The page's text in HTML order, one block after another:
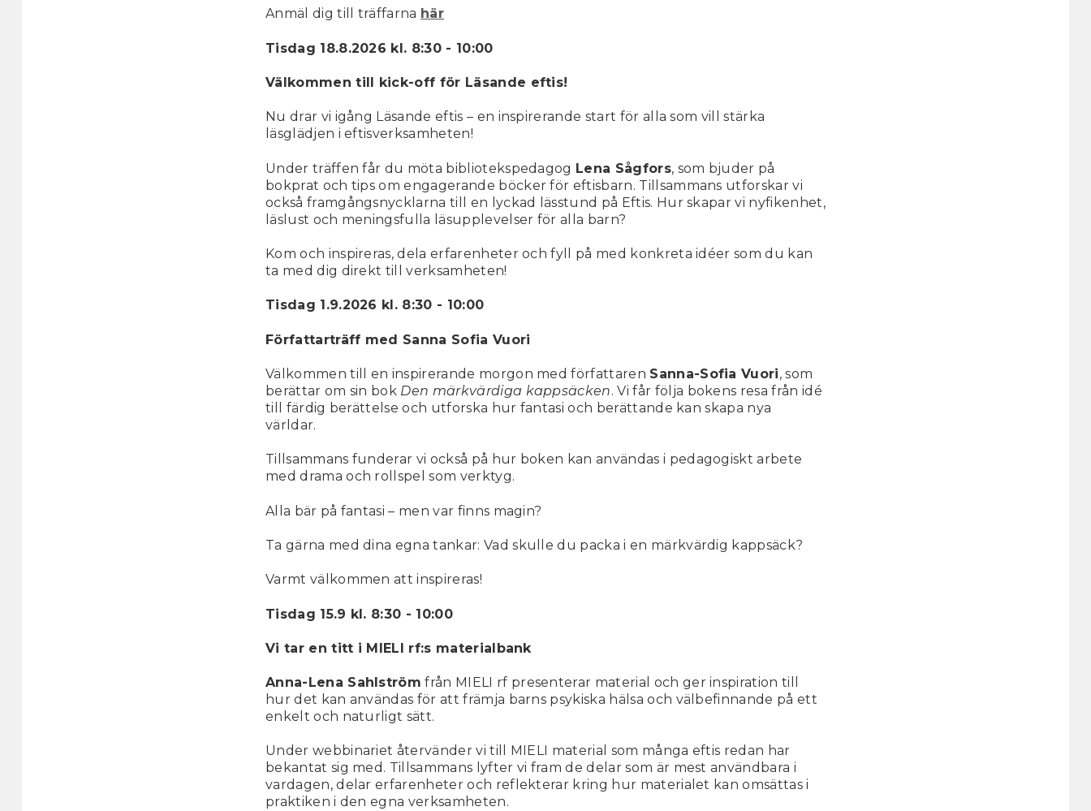
Anmäl dig till träffarna här
Tisdag 18.8.2026 kl. 8:30 - 10:00
Välkommen till kick-off för Läsande eftis!
Nu drar vi igång Läsande eftis – en inspirerande start för alla som vill stärka
läsglädjen i eftisverksamheten!
Under träffen får du möta bibliotekspedagog Lena Sågfors, som bjuder på
bokprat och tips om engagerande böcker för eftisbarn. Tillsammans utforskar vi
också framgångsnycklarna till en lyckad lässtund på Eftis. Hur skapar vi nyfikenhet,
läslust och meningsfulla läsupplevelser för alla barn?
Kom och inspireras, dela erfarenheter och fyll på med konkreta idéer som du kan
ta med dig direkt till verksamheten!
Tisdag 1.9.2026 kl. 8:30 - 10:00
Författarträff med Sanna Sofia Vuori
Välkommen till en inspirerande morgon med författaren Sanna-Sofia Vuori, som
berättar om sin bok Den märkvärdiga kappsäcken. Vi får följa bokens resa från idé
till färdig berättelse och utforska hur fantasi och berättande kan skapa nya
världar.
Tillsammans funderar vi också på hur boken kan användas i pedagogiskt arbete
med drama och rollspel som verktyg.
Alla bär på fantasi – men var finns magin?
Ta gärna med dina egna tankar: Vad skulle du packa i en märkvärdig kappsäck?
Varmt välkommen att inspireras!
Tisdag 15.9 kl. 8:30 - 10:00
Vi tar en titt i MIELI rf:s materialbank
Anna-Lena Sahlström från MIELI rf presenterar material och ger inspiration till
hur det kan användas för att främja barns psykiska hälsa och välbefinnande på ett
enkelt och naturligt sätt.
Under webbinariet återvänder vi till MIELI material som många eftis redan har
bekantat sig med. Tillsammans lyfter vi fram de delar som är mest användbara i
vardagen, delar erfarenheter och reflekterar kring hur materialet kan omsättas i
praktiken i den egna verksamheten.